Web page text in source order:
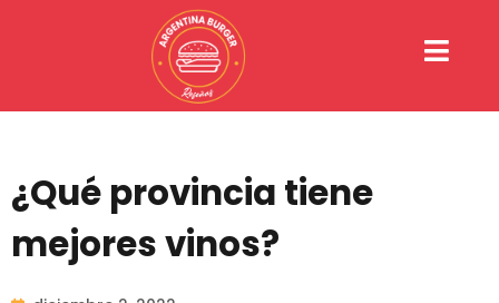
¿Qué provincia tiene
mejores vinos?